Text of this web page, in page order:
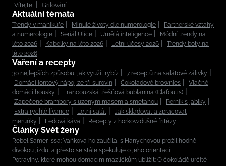
Vítejte!
Grilování
Aktuální témata
Trendy v manikúře Minulé životy dle numerologie
Partnerské vztahy
a numerologie
Seriál Ulice Umělá inteligence
Módní trendy na
léto 2026
Kabelky na léto 2026 Letní účesy 2026
Trendy boty na
léto 2026
Vaření a recepty
30 nejlepších způsobů, jak využít rybíz
7 receptů na salátové zálivky
Domácí iontový nápoj ze tří surovin
Čokoládové brownies
Vláčné
domácí housky
Francouzská třešňová bublanina (Clafoutis)
Zapečené brambory s uzeným masem a smetanou
Perník s jablky
Extra rychlé lívance
Letní salát
Jak skladovat a zpracovat
meruňky
Ledová káva Recepty z horkovzdušné fritézy
Články Svět ženy
Rebel Sámer Issa: Vaňková ho zaučila, s Hanychovou prožil hodně
divokou jízdu, a přesto se stále spekuluje o jeho orientaci
Potraviny, které mohou domácím mazlíčkům ublížit: O čokoládě určitě